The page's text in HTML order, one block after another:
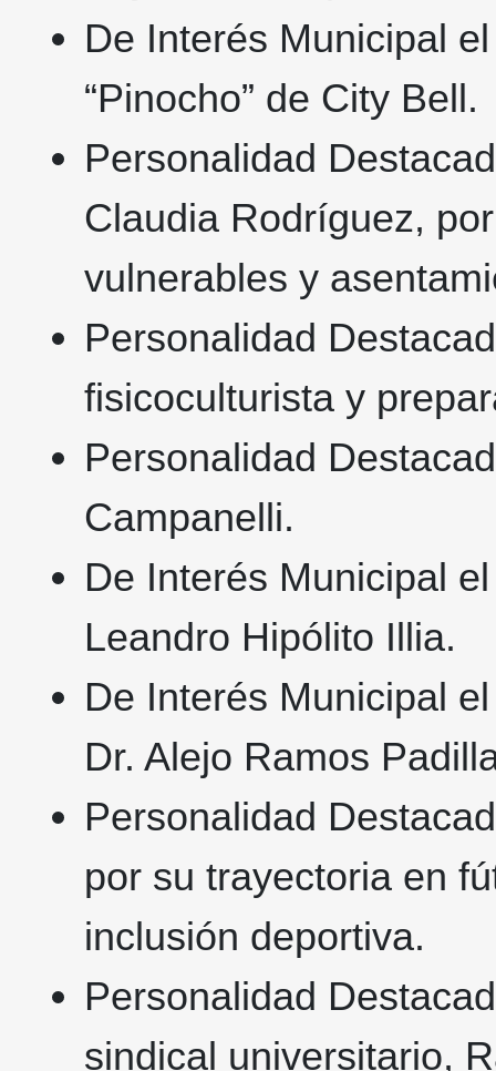
De Interés Municipal
“Pinocho” de City Bell.
Personalidad
Claudia Rodríguez,
vulnerables y
Personalidad
fisicoculturista y
Personalidad
Campanelli.
De Interés Municipal
Leandro Hipólito Illia.
De Interés Municipal
Dr. Alejo Ramos
Personalidad
por su trayectoria en
inclusión deportiva.
Personalidad
sindical universitario,